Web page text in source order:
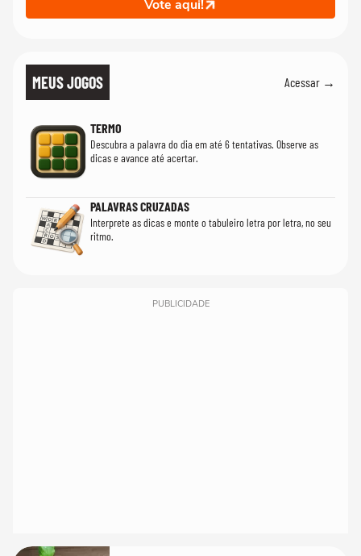
Vote aqui!
MEUS JOGOS Acessar →
TERMO
Descubra a palavra do dia em até 6 tentativas. Observe as
dicas e avance até acertar.
PALAVRAS CRUZADAS
Interprete as dicas e monte o tabuleiro letra por letra, no seu
ritmo.
PUBLICIDADE